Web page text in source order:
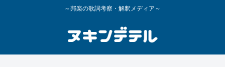
～邦楽の歌詞考察・解釈メディア～